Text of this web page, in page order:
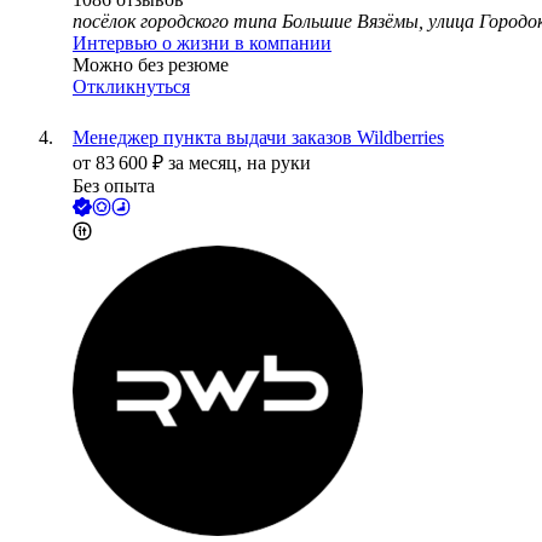
посёлок городского типа Большие Вязёмы, улица
Интервью о жизни в компании
Можно без резюме
Откликнуться
Менеджер пункта выдачи заказов Wildberries
от 83 600 ₽ за месяц, на руки
Без опыта